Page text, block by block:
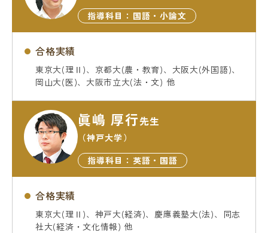
指導科目：国語・小論文
合格実績
東京大(理Ⅱ)、京都大(農・教育)、大阪大(外国語)、
岡山大(医)、大阪市立大(法・文) 他
眞嶋 厚行先生
（神戸大学）
指導科目：英語・国語
合格実績
東京大(理Ⅱ)、神戸大(経済)、慶應義塾大(法)、同志
社大(経済・文化情報) 他